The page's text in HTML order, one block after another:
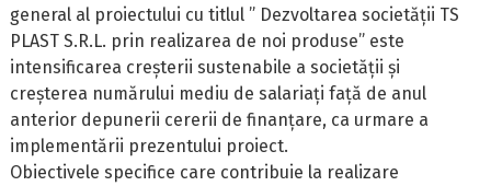
general al proiectului cu titlul ” Dezvoltarea societății TS
PLAST S.R.L. prin realizarea de noi produse” este
intensificarea creșterii sustenabile a societății și
creșterea numărului mediu de salariați față de anul
anterior depunerii cererii de finanțare, ca urmare a
implementării prezentului proiect.
Obiectivele specifice care contribuie la realizare